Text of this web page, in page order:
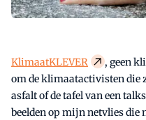
KlimaatKLEVER
, geen
om de klimaatactivisten die
asfalt of de tafel van een
beelden op mijn netvlies die